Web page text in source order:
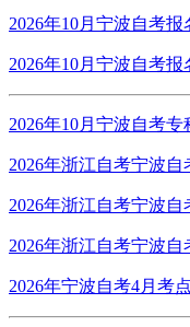
2026年10月宁波自考
2026年10月宁波自考
2026年10月宁波自考专
2026年浙江自考宁波
2026年浙江自考宁波
2026年浙江自考宁波
2026年宁波自考4月考点